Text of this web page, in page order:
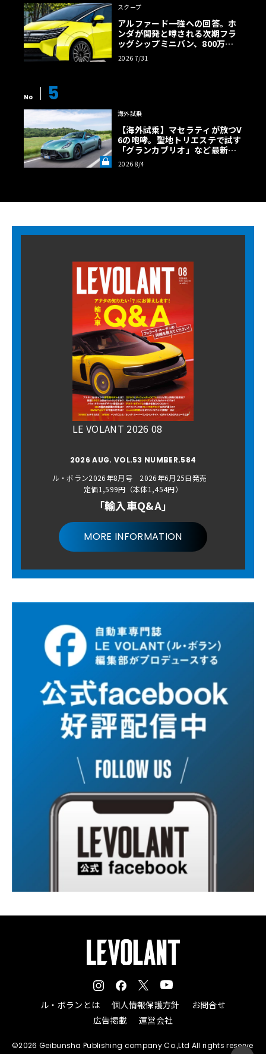
スクープ
アルファード一強への回答。ホ
ンダが開発と噂される次期フラ
ッグシップミニバン、800万円
超の勝算【予想CG】
2026 7/31
No 5
海外試乗
【海外試乗】マセラティが放つV
6の咆哮。聖地トリエステで試す
「グランカブリオ」など最新ト
ロフェオ3台の官能評価《LE VO
LANT LAB》
2026 8/4
LE VOLANT 2026 08
2026 AUG. VOL.53 NUMBER.584
ル・ボラン2026年8月号 2026年6月25日発売
定価1,599円（本体1,454円）
「輸入車Q&A」
MORE INFORMATION
ル・ボランとは 個人情報保護方針
お問合せ
広告掲載
運営会社
©2026 Geibunsha Publishing company Co.,Ltd All rights reserve